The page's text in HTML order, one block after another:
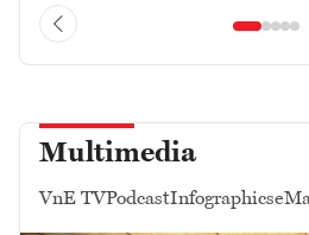
Multimedia
VnE TVPodcastInfographics